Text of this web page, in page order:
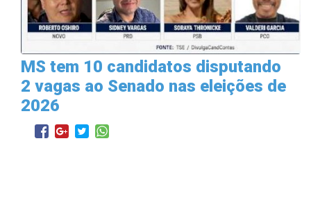
MS tem 10 candidatos disputando
2 vagas ao Senado nas eleições de
2026